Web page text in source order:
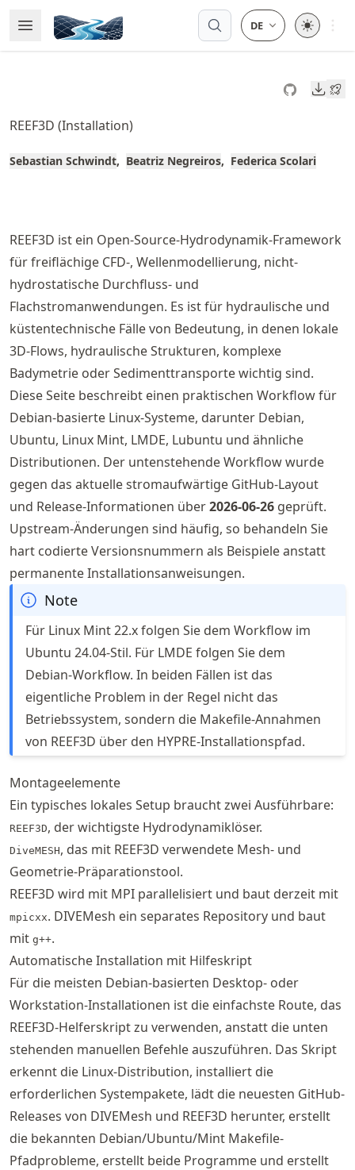
to
article
to
content
Open Menu
Made with MyST
Open
REEF3D (Installation)
Sebastian Schwindt Beatriz Negreiros Federica Scolari
REEF3D ist ein Open-Source-Hydrodynamik-Framework
für freiflächige CFD-, Wellenmodellierung, nicht-
hydrostatische Durchfluss- und
Flachstromanwendungen. Es ist für hydraulische und
küstentechnische Fälle von Bedeutung, in denen lokale
3D-Flows, hydraulische Strukturen, komplexe
Badymetrie oder Sedimenttransporte wichtig sind.
Diese Seite beschreibt einen praktischen Workflow für
Debian-basierte Linux-Systeme, darunter Debian,
Ubuntu, Linux Mint, LMDE, Lubuntu und ähnliche
Distributionen. Der untenstehende Workflow wurde
gegen das aktuelle stromaufwärtige GitHub-Layout
und Release-Informationen über2026-06-26 geprüft.
Upstream-Änderungen sind häufig, so behandeln Sie
hart codierte Versionsnummern als Beispiele anstatt
permanente Installationsanweisungen.
Note
Für Linux Mint 22.x folgen Sie dem Workflow im
Ubuntu 24.04-Stil. Für LMDE folgen Sie dem
Debian-Workflow. In beiden Fällen ist das
eigentliche Problem in der Regel nicht das
Betriebssystem, sondern die Makefile-Annahmen
von REEF3D über den HYPRE-Installationspfad.
Montageelemente
Ein typisches lokales Setup braucht zwei Ausführbare:
REEF3D, der wichtigste Hydrodynamiklöser.
DiveMESH, das mit REEF3D verwendete Mesh- und
Geometrie-Präparationstool.
REEF3D wird mit MPI parallelisiert und baut derzeit mit
mpicxx. DIVEMesh ein separates Repository und baut
mit g++.
Automatische Installation mit Hilfeskript
Für die meisten Debian-basierten Desktop- oder
Workstation-Installationen ist die einfachste Route, das
REEF3D-Helferskript zu verwenden, anstatt die unten
stehenden manuellen Befehle auszuführen. Das Skript
erkennt die Linux-Distribution, installiert die
erforderlichen Systempakete, lädt die neuesten GitHub-
Releases von DIVEMesh und REEF3D herunter, erstellt
die bekannten Debian/Ubuntu/Mint Makefile-
Pfadprobleme, erstellt beide Programme und erstellt